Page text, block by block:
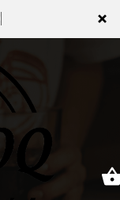
×